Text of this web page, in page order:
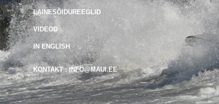
LAINESÕIDUREEGLID
VIDEOD
IN ENGLISH
KONTAKT : INFO@MAUI.EE